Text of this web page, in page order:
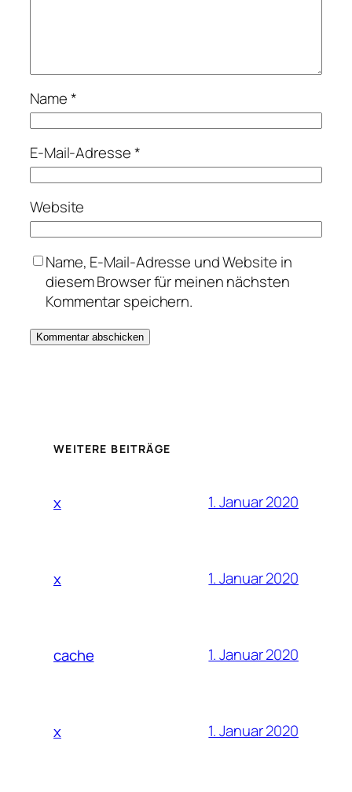
Name*
E-Mail-Adresse*
Website
Name, E-Mail-Adresse und Website in
diesem Browser für meinen nächsten
Kommentar speichern.
WEITERE BEITRÄGE
x 1. Januar 2020
x 1. Januar 2020
cache 1. Januar 2020
x 1. Januar 2020